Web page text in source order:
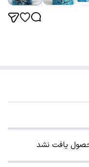
یافت نشد